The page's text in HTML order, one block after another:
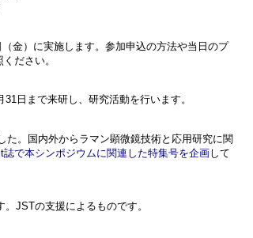
金）に実施します。参加申込の方法や当日のプ
ださい。
日まで来研し、研究活動を行います。
た。国内外からラマン顕微鏡技術と応用研究に関
誌で本シンポジウムに関連した特集号を企画して
JSTの支援によるものです。